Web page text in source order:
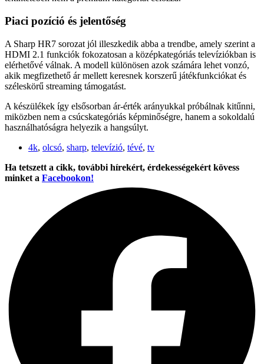
Piaci pozíció és jelentőség
A Sharp HR7 sorozat jól illeszkedik abba a trendbe, amely szerint a
HDMI 2.1 funkciók fokozatosan a középkategóriás televíziókban is
elérhetővé válnak. A modell különösen azok számára lehet vonzó,
akik megfizethető ár mellett keresnek korszerű játékfunkciókat és
széleskörű streaming támogatást.
A készülékek így elsősorban ár-érték arányukkal próbálnak kitűnni,
miközben nem a csúcskategóriás képminőségre, hanem a sokoldalú
használhatóságra helyezik a hangsúlyt.
4k, olcsó, sharp, televízió, tévé, tv
Ha tetszett a cikk, további hírekért, érdekességekért kövess
minket a Facebookon!